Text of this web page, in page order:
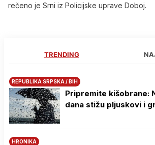
rečeno je Srni iz Policijske uprave Doboj.
TRENDING
REPUBLIKA SRPSKA / BIH
Pripremite kišobrane:
dana stižu pljuskovi i
HRONIKA